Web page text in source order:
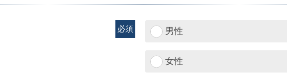
必須 男性
女性